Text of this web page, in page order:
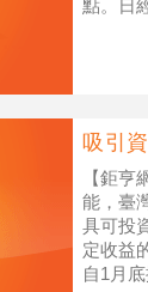
點。日
吸引
【鉅
能，臺
具可投
定收益
自1月